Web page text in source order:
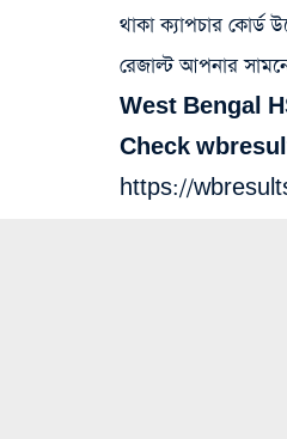
থাকা ক্যাপচার কোর্ড
রেজাল্ট আপনার
West Bengal
Check
https://